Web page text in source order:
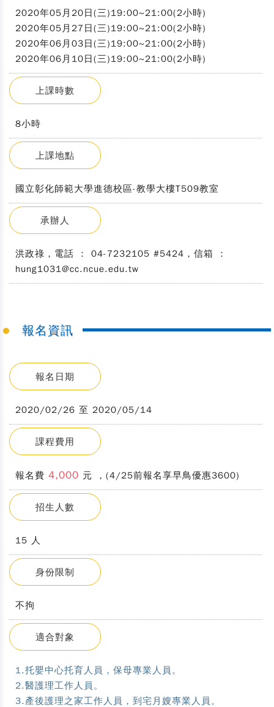
2020年05月20日(三)19:00~21:00(2小時)
2020年05月27日(三)19:00~21:00(2小時)
2020年06月03日(三)19:00~21:00(2小時)
2020年06月10日(三)19:00~21:00(2小時)
上課時數
8小時
上課地點
國立彰化師範大學進德校區-教學大樓T509教室
承辦人
洪政祿，電話 ： 04-7232105 #5424，信箱 ：
hung1031@cc.ncue.edu.tw
報名資訊
報名日期
2020/02/26 至 2020/05/14
課程費用
報名費 4,000 元 ，(4/25前報名享早鳥優惠3600)
招生人數
15 人
身份限制
不拘
適合對象
1.托嬰中心托育人員，保母專業人員。
2.醫護理工作人員。
3.產後護理之家工作人員，到宅月嫂專業人員。